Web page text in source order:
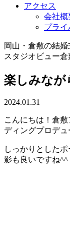
アクセス
会社概
プライ
岡山・倉敷の結
スタジオビュー
楽しみなが
2024.01.31
こんにちは！倉
ディングプロデュ
しっかりとした
影も良いですね^^